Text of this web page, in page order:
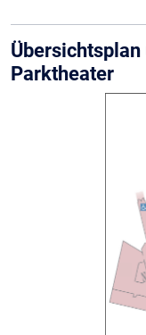
Übersichtsplan
Parktheater